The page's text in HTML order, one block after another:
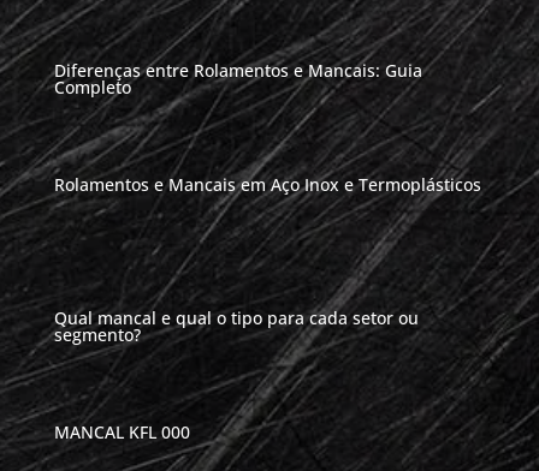
Diferenças entre Rolamentos e Mancais: Guia
Completo
Rolamentos e Mancais em Aço Inox e Termoplásticos
Qual mancal e qual o tipo para cada setor ou
segmento?
MANCAL KFL 000